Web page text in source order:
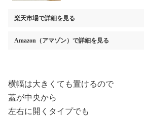
ットル]
楽天市場で詳細を見る
Amazon（アマゾン） で詳細を見る
横幅は大きくても置けるので
蓋が中央から
左右に開くタイプでも